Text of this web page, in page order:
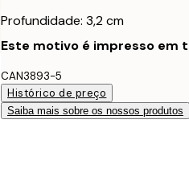
Profundidade: 3,2 cm
Este motivo é impresso em
CAN3893-5
Histórico de preço
Saiba mais sobre os nossos produtos